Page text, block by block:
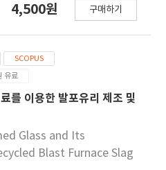
기 위해 크기별
나타났다. 2월 가막 만 내
(2-20μm) 비율은 11월에 증
, 이러한 변화는 패류의 섭식
으 로 판단된다. 이와 더불어
이상으로 나타나 식물플랑
게 나타났다. 기초생산력은
과 11월에 각각 평균
4,500원 구매하기
SCOPUS
유료
를 이용한 발포유리 제조 및
Glass and Its
Blast Furnace Slag